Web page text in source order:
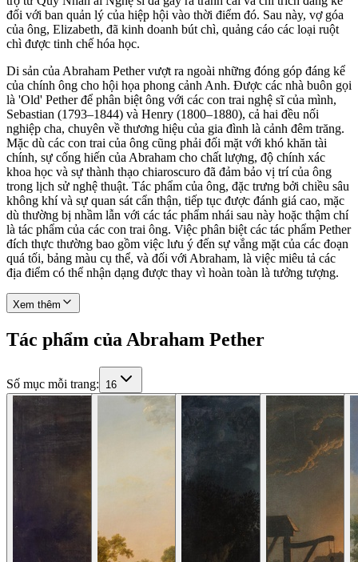
đối với ban quản lý của hiệp hội vào thời điểm đó. Sau này, vợ góa
của ông, Elizabeth, đã kinh doanh bút chì, quảng cáo các loại ruột
chì được tinh chế hóa học.
Di sản của Abraham Pether vượt ra ngoài những đóng góp đáng kể
của chính ông cho hội họa phong cảnh Anh. Được các nhà buôn gọi
là 'Old' Pether để phân biệt ông với các con trai nghệ sĩ của mình,
Sebastian (1793–1844) và Henry (1800–1880), cả hai đều nối
nghiệp cha, chuyên về thương hiệu của gia đình là cảnh đêm trăng.
Mặc dù các con trai của ông cũng phải đối mặt với khó khăn tài
chính, sự cống hiến của Abraham cho chất lượng, độ chính xác
khoa học và sự thành thạo chiaroscuro đã đảm bảo vị trí của ông
trong lịch sử nghệ thuật. Tác phẩm của ông, đặc trưng bởi chiều sâu
không khí và sự quan sát cẩn thận, tiếp tục được đánh giá cao, mặc
dù thường bị nhầm lẫn với các tác phẩm nhái sau này hoặc thậm chí
là tác phẩm của các con trai ông. Việc phân biệt các tác phẩm Pether
đích thực thường bao gồm việc lưu ý đến sự vắng mặt của các đoạn
quá tối, bảng màu cụ thể, và đối với Abraham, là việc miêu tả các
địa điểm có thể nhận dạng được thay vì hoàn toàn là tưởng tượng.
Xem thêm
Tác phẩm của Abraham Pether
Số mục mỗi trang: 16